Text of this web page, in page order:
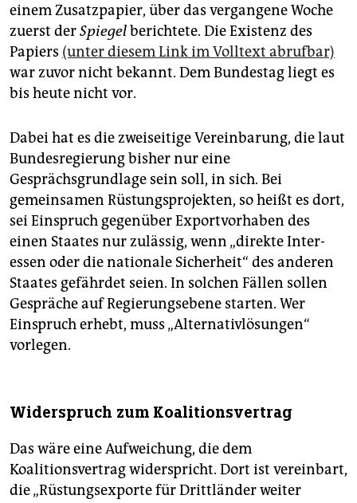
einem Zusatzpapier, über das vergangene Woche
zuerst derSpiegelberichtete. Die Existenz des
Papiers (unter diesem Link im Volltext abrufbar)
war zuvor nicht bekannt. Dem Bundestag liegt es
bis heute nicht vor.
Dabei hat es die zweiseitige Vereinbarung, die laut
Bundesregierung bisher nur eine
Gesprächsgrundlage sein soll, in sich. Bei
gemeinsamen Rüstungsprojekten, so heißt es dort,
sei Einspruch gegenüber Exportvorhaben des
einen Staates nur zulässig, wenn „direkte Inter­
essen oder die nationale Sicherheit“ des anderen
Staates gefährdet seien. In solchen Fällen sollen
Gespräche auf Regierungsebene starten. Wer
Einspruch erhebt, muss „Alternativlösungen“
vorlegen.
Widerspruch zum Koalitionsvertrag
Das wäre eine Aufweichung, die dem
Koalitionsvertrag widerspricht. Dort ist vereinbart,
die „Rüstungsexporte für Drittländer weiter